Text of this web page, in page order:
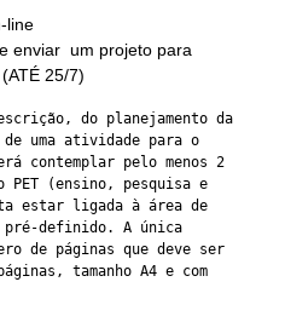
line
enviar um projeto para
25/7)
do planejamento da
uma atividade para o
contemplar pelo menos 2
PET (ensino, pesquisa e
estar ligada à área de
pré-definido. A única
de páginas que deve ser
tamanho A4 e com